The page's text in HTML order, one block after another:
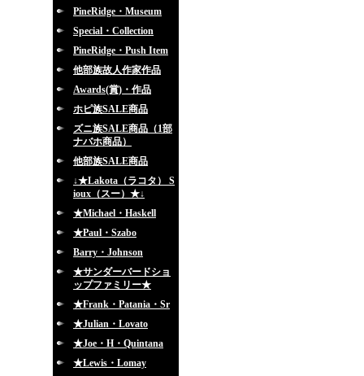
PineRidge・Museum
Special・Collection
PineRidge・Push Item
他部族故人作家作品
Awards(賞)・作品
ホピ族SALE商品
ズニ族SALE商品（1部
ナバホ商品）
他部族SALE商品
↓★Lakota（ラコタ） S
ioux（スー）★↓
★Michael・Haskell
★Paul・Szabo
Barry・Johnson
★サンダーバードショ
ップファミリー★
★Frank・Patania・Sr
★Julian・Lovato
★Joe・H・Quintana
★Lewis・Lomay